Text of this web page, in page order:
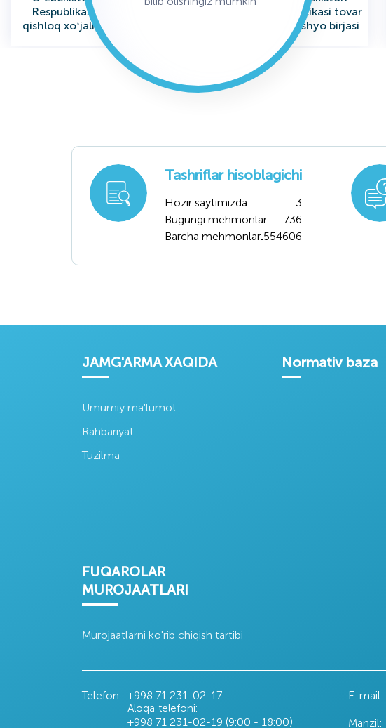
Respublikasi
qishloq xoʻjaligi
Respublikasi
Respublikasi tovar
xomashyo birjasi
Oʻztoʻqimachiliks
Oʻzsanoat qurilish
Oʻzagrolizing
jamiyati
Oʻzsanoat qurilish
Tashriflar hisoblagichi
Hozir saytimizda
3
Bugungi mehmonlar
736
Barcha mehmonlar 554606
JAMG'ARMA XAQIDA
Umumiy ma'lumot
Rahbariyat
Tuzilma
Normativ baza
FUQAROLAR
MUROJAATLARI
Murojaatlarni ko'rib chiqish tartibi
Telefon: +998 71 231-02-17
Aloqa telefoni:
+998 71 231-02-19 (9:00 - 18:00)
E-mail:
Manzil: